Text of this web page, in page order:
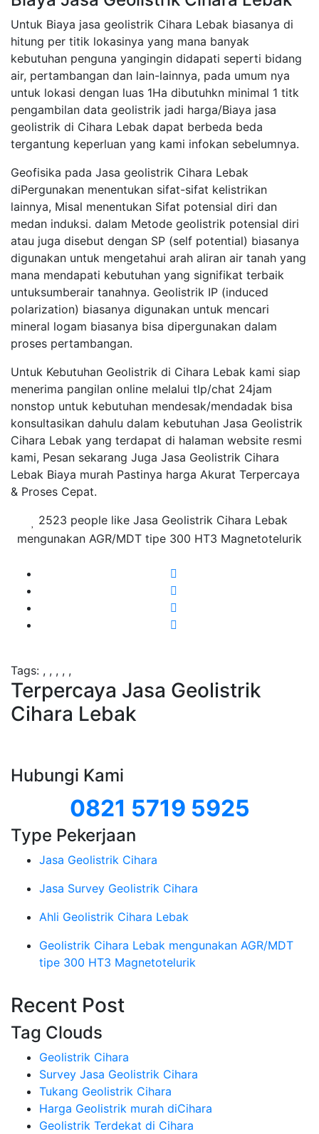
Untuk Biaya jasa geolistrik Cihara Lebak biasanya di
hitung per titik lokasinya yang mana banyak
kebutuhan penguna yangingin didapati seperti bidang
air, pertambangan dan lain-lainnya, pada umum nya
untuk lokasi dengan luas 1Ha dibutuhkn minimal 1 titk
pengambilan data geolistrik jadi harga/Biaya jasa
geolistrik di Cihara Lebak dapat berbeda beda
tergantung keperluan yang kami infokan sebelumnya.
Geofisika pada Jasa geolistrik Cihara Lebak
diPergunakan menentukan sifat-sifat kelistrikan
lainnya, Misal menentukan Sifat potensial diri dan
medan induksi. dalam Metode geolistrik potensial diri
atau juga disebut dengan SP (self potential) biasanya
digunakan untuk mengetahui arah aliran air tanah yang
mana mendapati kebutuhan yang signifikat terbaik
untuksumberair tanahnya. Geolistrik IP (induced
polarization) biasanya digunakan untuk mencari
mineral logam biasanya bisa dipergunakan dalam
proses pertambangan.
Untuk Kebutuhan Geolistrik di Cihara Lebak kami siap
menerima pangilan online melalui tlp/chat 24jam
nonstop untuk kebutuhan mendesak/mendadak bisa
konsultasikan dahulu dalam kebutuhan Jasa Geolistrik
Cihara Lebak yang terdapat di halaman website resmi
kami, Pesan sekarang Juga Jasa Geolistrik Cihara
Lebak Biaya murah Pastinya harga Akurat Terpercaya
& Proses Cepat.
2523 people like Jasa Geolistrik Cihara Lebak
mengunakan AGR/MDT tipe 300 HT3 Magnetotelurik
Tags: , , , , ,
Terpercaya Jasa Geolistrik
Cihara Lebak
Hubungi Kami
0821 5719 5925
Type Pekerjaan
Jasa Geolistrik Cihara
Jasa Survey Geolistrik Cihara
Ahli Geolistrik Cihara Lebak
Geolistrik Cihara Lebak mengunakan AGR/MDT
tipe 300 HT3 Magnetotelurik
Recent Post
Tag Clouds
Geolistrik Cihara
Survey Jasa Geolistrik Cihara
Tukang Geolistrik Cihara
Harga Geolistrik murah diCihara
Geolistrik Terdekat di Cihara